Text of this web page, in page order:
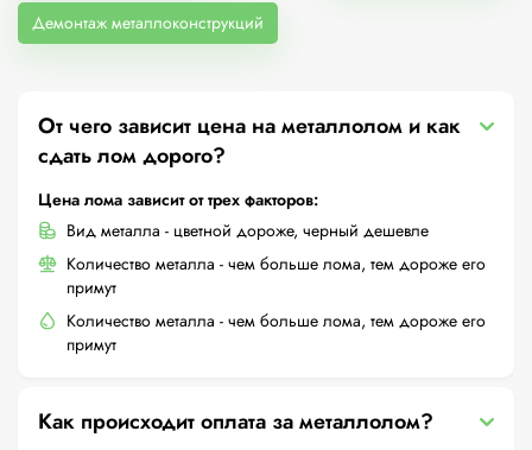
Демонтаж металлоконструкций
От чего зависит цена на металлолом и как
сдать лом дорого?
Цена лома зависит от трех факторов:
Вид металла - цветной дороже, черный дешевле
Количество металла - чем больше лома, тем дороже его
примут
Количество металла - чем больше лома, тем дороже его
примут
Как происходит оплата за металлолом?